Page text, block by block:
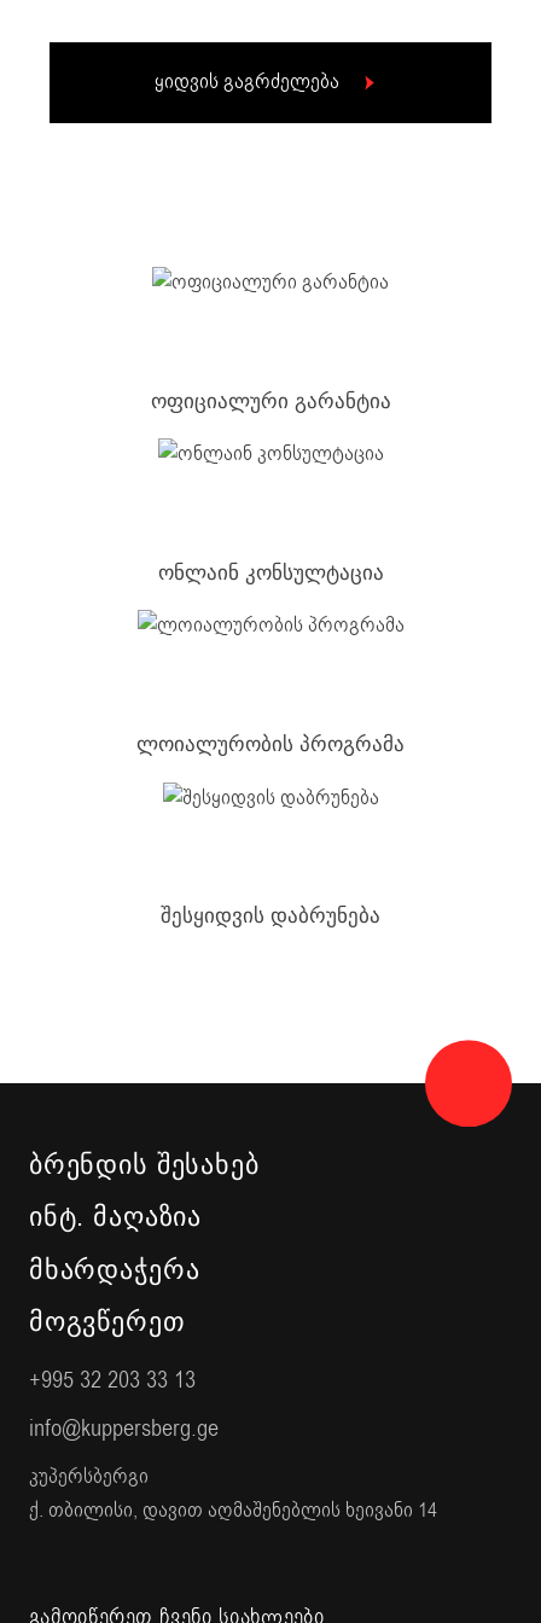
ყიდვის გაგრძელება
ოფიციალური გარანტია
ონლაინ კონსულტაცია
ლოიალურობის პროგრამა
შესყიდვის დაბრუნება
ᲑᲠᲔᲜᲓᲘᲡ ᲨᲔᲡᲐᲮᲔᲑ
ᲘᲜᲢ. ᲛᲐᲦᲐᲖᲘᲐ
ᲛᲮᲐᲠᲓᲐᲭᲔᲠᲐ
ᲛᲝᲒᲕᲬᲔᲠᲔᲗ
+995 32 203 33 13
info@kuppersberg.ge
კუპერსბერგი
ქ. თბილისი, დავით აღმაშენებლის ხეივანი 14